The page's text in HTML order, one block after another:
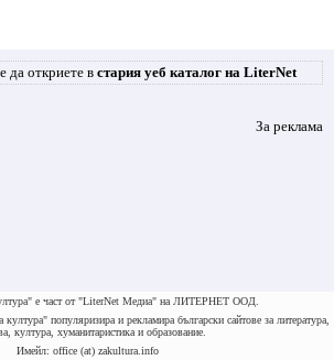
да откриете в стария уеб каталог на LiterNet
За реклама
е част от "LiterNet Медиа" на ЛИТЕРНЕТ ООД.
популяризира и рекламира български сайтове за литература,
култура, хуманитаристика и образование.
Имейл: office (at) zakultura.info